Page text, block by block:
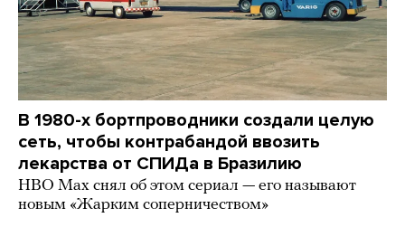
В 1980-х бортпроводники создали целую
сеть, чтобы контрабандой ввозить
лекарства от СПИДа в Бразилию
HBO Max снял об этом сериал — его называют
новым «Жарким соперничеством»